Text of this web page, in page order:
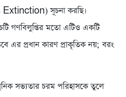
সূচনা করছি।
গণবিলুপ্তির মতো এটিও একটি
এর প্রধান কারণ প্রাকৃতিক নয়; বরং
সভ্যতার চরম পরিহাসকে তুলে